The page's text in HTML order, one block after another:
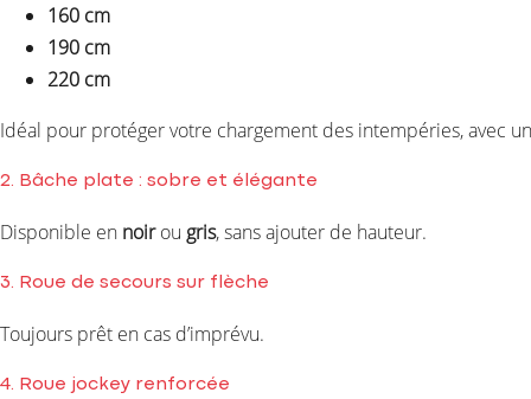
160 cm
190 cm
220 cm
Idéal pour protéger votre chargement des intempéries, avec
2. Bâche plate : sobre et élégante
Disponible en noirou gris, sans ajouter de hauteur.
3. Roue de secours sur flèche
Toujours prêt en cas d’imprévu.
4. Roue jockey renforcée